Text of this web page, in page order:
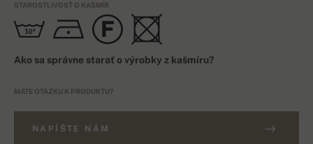
STAROSTLIVOSŤ O KAŠMÍR
Ako sa správne starať o výrobky z kašmíru?
MÁTE OTÁZKU K PRODUKTU?
NAPÍŠTE NÁM